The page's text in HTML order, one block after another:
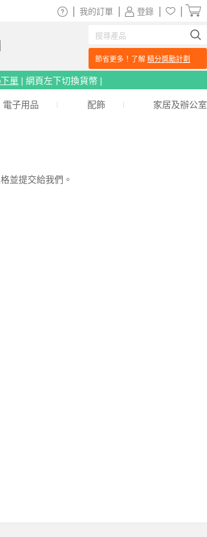
並提交給我們。
登錄
我的訂單
節省更多！了解 積分獎勵計劃
單 | 網頁左下切換貨幣 |
電子用品 配飾 家居及辦公室